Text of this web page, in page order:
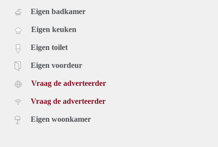
Eigen badkamer
Eigen keuken
Eigen toilet
Eigen voordeur
Vraag de adverteerder
Vraag de adverteerder
Eigen woonkamer